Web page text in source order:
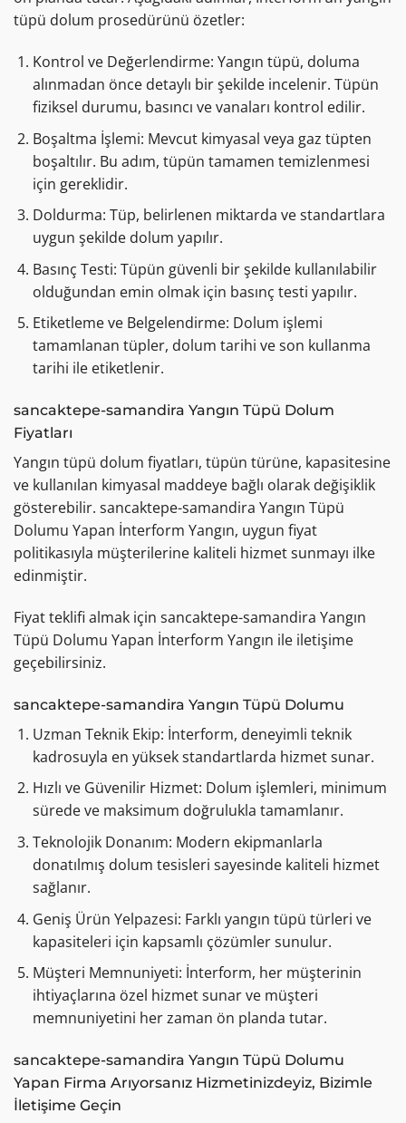
tüpü dolum prosedürünü özetler:
Kontrol ve Değerlendirme: Yangın tüpü, doluma
alınmadan önce detaylı bir şekilde incelenir. Tüpün
fiziksel durumu, basıncı ve vanaları kontrol edilir.
Boşaltma İşlemi: Mevcut kimyasal veya gaz tüpten
boşaltılır. Bu adım, tüpün tamamen temizlenmesi
için gereklidir.
Doldurma: Tüp, belirlenen miktarda ve standartlara
uygun şekilde dolum yapılır.
Basınç Testi: Tüpün güvenli bir şekilde kullanılabilir
olduğundan emin olmak için basınç testi yapılır.
Etiketleme ve Belgelendirme: Dolum işlemi
tamamlanan tüpler, dolum tarihi ve son kullanma
tarihi ile etiketlenir.
sancaktepe-samandira Yangın Tüpü Dolum
Fiyatları
Yangın tüpü dolum fiyatları, tüpün türüne, kapasitesine
ve kullanılan kimyasal maddeye bağlı olarak değişiklik
gösterebilir. sancaktepe-samandira Yangın Tüpü
Dolumu Yapan İnterform Yangın, uygun fiyat
politikasıyla müşterilerine kaliteli hizmet sunmayı ilke
edinmiştir.
Fiyat teklifi almak için sancaktepe-samandira Yangın
Tüpü Dolumu Yapan İnterform Yangın ile iletişime
geçebilirsiniz.
sancaktepe-samandira Yangın Tüpü Dolumu
Uzman Teknik Ekip: İnterform, deneyimli teknik
kadrosuyla en yüksek standartlarda hizmet sunar.
Hızlı ve Güvenilir Hizmet: Dolum işlemleri, minimum
sürede ve maksimum doğrulukla tamamlanır.
Teknolojik Donanım: Modern ekipmanlarla
donatılmış dolum tesisleri sayesinde kaliteli hizmet
sağlanır.
Geniş Ürün Yelpazesi: Farklı yangın tüpü türleri ve
kapasiteleri için kapsamlı çözümler sunulur.
Müşteri Memnuniyeti: İnterform, her müşterinin
ihtiyaçlarına özel hizmet sunar ve müşteri
memnuniyetini her zaman ön planda tutar.
sancaktepe-samandira Yangın Tüpü Dolumu
Yapan Firma Arıyorsanız Hizmetinizdeyiz, Bizimle
İletişime Geçin